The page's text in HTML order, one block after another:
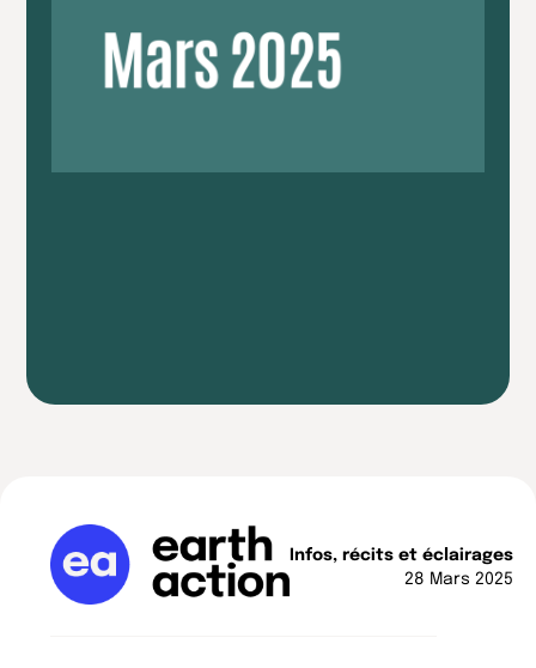
Infos, récits et éclairages
28 Mars 2025